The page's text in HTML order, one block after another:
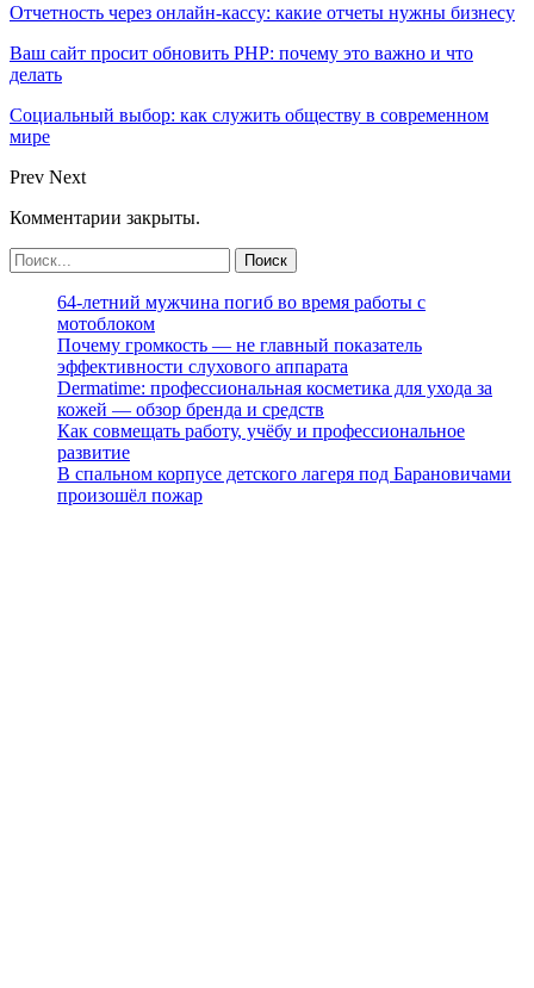
Отчетность через онлайн-кассу: какие отчеты нужны бизнесу
Ваш сайт просит обновить PHP: почему это важно и что
делать
Социальный выбор: как служить обществу в современном
мире
Prev Next
Комментарии закрыты.
64-летний мужчина погиб во время работы с
мотоблоком
Почему громкость — не главный показатель
эффективности слухового аппарата
Dermatime: профессиональная косметика для ухода за
кожей — обзор бренда и средств
Как совмещать работу, учёбу и профессиональное
развитие
В спальном корпусе детского лагеря под Барановичами
произошёл пожар